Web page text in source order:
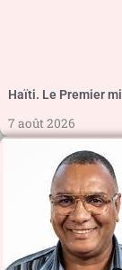
Haïti. Le Premier
7 août 2026